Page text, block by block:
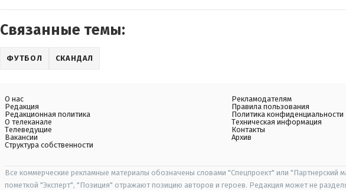
Связанные темы:
ФУТБОЛ СКАНДАЛ
О нас
Редакция
Редакционная политика
О телеканале
Телеведущие
Вакансии
Структура собственности
Рекламодателям
Правила пользования
Политика конфиденциальности
Техническая информация
Контакты
Архив
Все коммерческие рекламные материалы обозначены словами "Спецпроект" или "Партнерский
пометкой "Эксперт", "Позиция" отражают позицию авторов и героев. Редакция может не